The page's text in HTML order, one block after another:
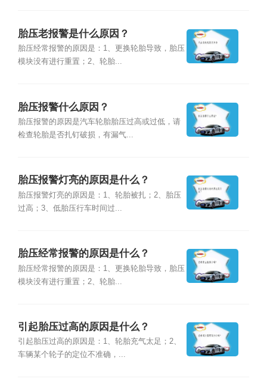
胎压老报警是什么原因？
胎压经常报警的原因是：1、更换轮胎导致，胎压
模块没有进行重置；2、轮胎...
胎压报警什么原因？
胎压报警的原因是汽车轮胎胎压过高或过低，请
检查轮胎是否扎钉破损，有漏气...
胎压报警灯亮的原因是什么？
胎压报警灯亮的原因是：1、轮胎被扎；2、胎压
过高；3、低胎压行车时间过...
胎压经常报警的原因是什么？
胎压经常报警的原因是：1、更换轮胎导致，胎压
模块没有进行重置；2、轮胎...
引起胎压过高的原因是什么？
引起胎压过高的原因是：1、轮胎充气太足；2、
车辆某个轮子的定位不准确，...